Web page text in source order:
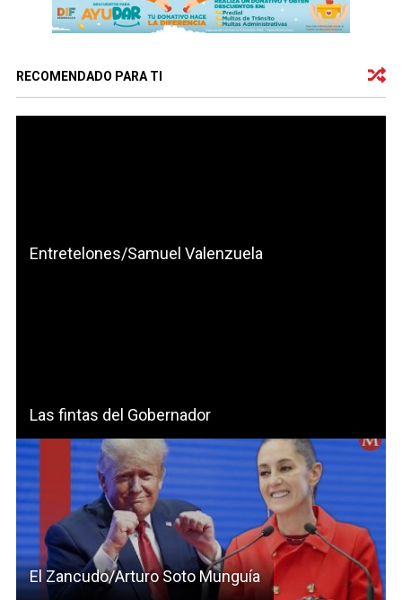
RECOMENDADO PARA TI
Entretelones/Samuel Valenzuela
Las fintas del Gobernador
El Zancudo/Arturo Soto Munguía